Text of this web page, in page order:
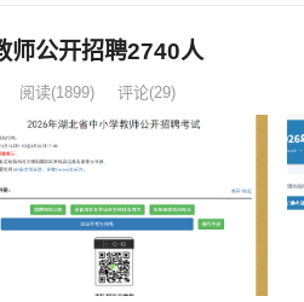
师公开招聘2740人
阅读(1899) 评论(29)